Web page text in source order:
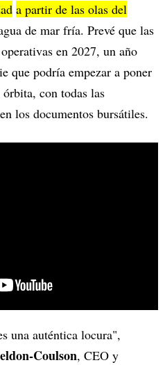
a partir de las olas del
de mar fría. Prevé que las
en 2027, un año
que podría empezar a poner
con todas las
los documentos bursátiles.
una auténtica locura",
Coulson, CEO y